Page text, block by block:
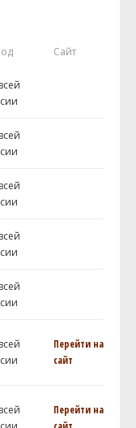
Сайт
Перейти на
сайт
Перейти на